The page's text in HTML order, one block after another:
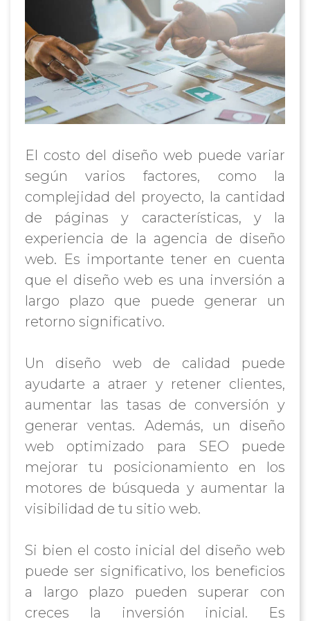
El costo del diseño web puede variar
según varios factores, como la
complejidad del proyecto, la cantidad
de páginas y características, y la
experiencia de la agencia de diseño
web. Es importante tener en cuenta
que el diseño web es una inversión a
largo plazo que puede generar un
retorno significativo.
Un diseño web de calidad puede
ayudarte a atraer y retener clientes,
aumentar las tasas de conversión y
generar ventas. Además, un diseño
web optimizado para SEO puede
mejorar tu posicionamiento en los
motores de búsqueda y aumentar la
visibilidad de tu sitio web.
Si bien el costo inicial del diseño web
puede ser significativo, los beneficios
a largo plazo pueden superar con
creces la inversión inicial. Es